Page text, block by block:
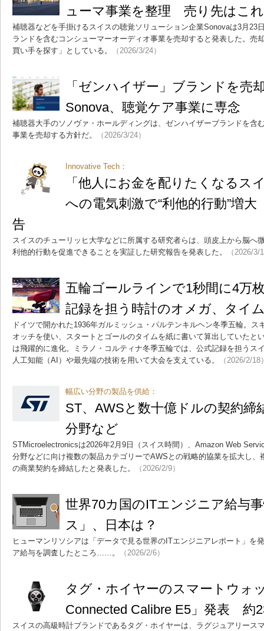
ューマ事業を整理 売り先はこ
補聴器などを手掛けるスイスの聴覚ソリューション企業Sonovaは3月23
ランドを含むコンシューマーオーディオ事業を売却すると発表した。売
買い手を探す」としている。
（2026/3/24）
「ゼンハイザー」ブランドを
Sonova、聴覚ケア事業に専念
補聴器大手のソノヴァ・ホールディングは、ゼンハイザーブランドを含
事業を売却する方針だ。
（2026/3/24）
Innovative Tech：
「他人にお金を配りたくなる
への電気刺激で“利他的行動”増
告
スイスのチューリッヒ大学などに所属する研究者らは、頭皮上から脳へ
利他的行動を促進できることを実証した研究報告を発表した。
（2026/3/
五輪ゴールラインで1秒間に4万
記録を担う時計のオメガ、タイ
ドイツで開かれた1936年ガルミッシュ・パルテンキルヘン冬季五輪。ス
オッチを使い、スタートとゴールのタイムを紙に書いて算出していたと
は飛躍的に進化。ミラノ・コルティナ冬季五輪では、公式記録を担うス
人工知能（AI）や最先端の技術を用いて大会を支えている。
（2026/2/18
幅広い分野の製品を供給：
ST、AWSと数十億ドルの契約締
分野など
STMicroelectronicsは2026年2月9日（スイス時間）、Amazon Web
分野などに向け複数の製品カテゴリーでAWSとの戦略的協業を拡大し、
の商業契約を締結したと発表した。
（2026/2/9）
世界70カ国のITエンジニア給与
ス」、日本は？
ヒューマンリソシアは「データで見る世界のITエンジニアレポート」を
ア給与を調査したところ……。
（2026/2/6）
タグ・ホイヤーのスマートウォ
Connected Calibre E5」発表 約
スイスの高級時計ブランドであるタグ・ホイヤーは、ラグジュアリース